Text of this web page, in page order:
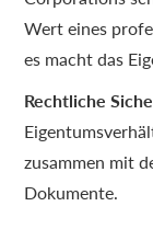
Wert eines
es macht das
Rechtliche
zusammen mit
Dokumente.